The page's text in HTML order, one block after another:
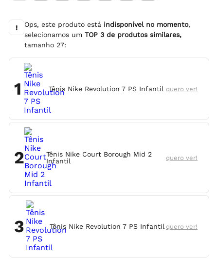
! Ops, este produto está indisponível no momento,
selecionamos umTOP3 de produtos similares,
tamanho 27:
1 Tênis Nike Revolution 7 PS Infantil quero ver!
2
Tênis Nike Court Borough Mid 2
Infantil
quero ver!
3 Tênis Nike Revolution 7 PS Infantil quero ver!